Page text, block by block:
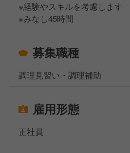
※経験やスキルを考慮します
※みなし45時間
募集職種
調理見習い・調理補助
雇用形態
正社員